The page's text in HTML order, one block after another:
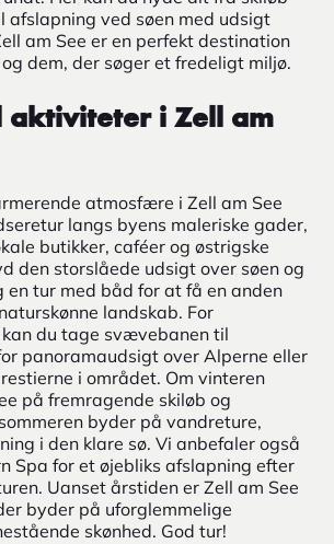
afslapning ved søen med udsigt
am See er en perfekt destination
dem, der søger et fredeligt miljø.
aktiviteter i Zell am
atmosfære i Zell am See
langs byens maleriske gader,
butikker, caféer og østrigske
den storslåede udsigt over søen og
en tur med båd for at få en anden
landskab. For
du tage svævebanen til
panoramaudsigt over Alperne eller
i området. Om vinteren
på fremragende skiløb og
byder på vandreture,
i den klare sø. Vi anbefaler også
Spa for et øjebliks afslapning efter
Uanset årstiden er Zell am See
byder på uforglemmelige
skønhed. God tur!